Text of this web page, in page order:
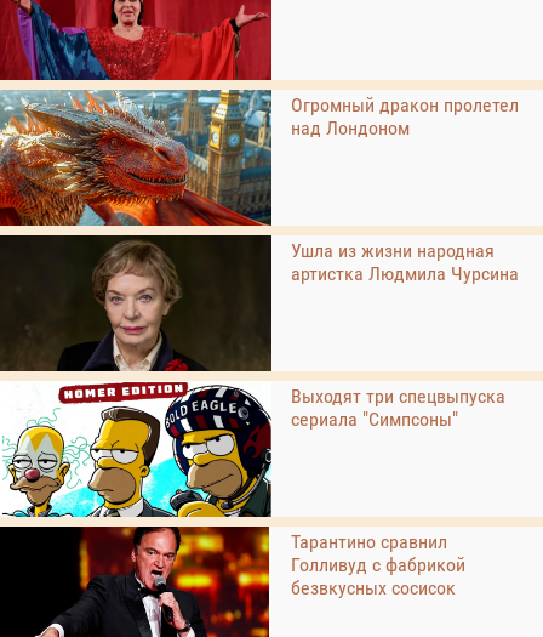
Огромный дракон пролетел
над Лондоном
Ушла из жизни народная
артистка Людмила Чурсина
Выходят три спецвыпуска
сериала "Симпсоны"
Тарантино сравнил
Голливуд с фабрикой
безвкусных сосисок